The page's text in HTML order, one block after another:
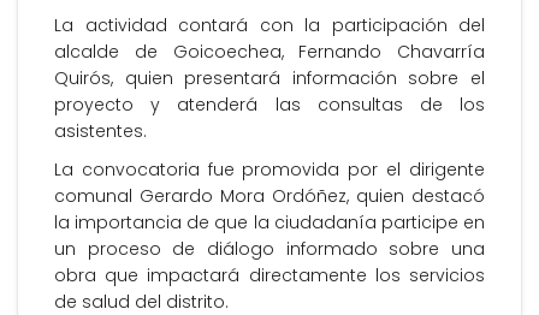
La actividad contará con la participación del
alcalde de Goicoechea, Fernando Chavarría
Quirós, quien presentará información sobre el
proyecto y atenderá las consultas de los
asistentes.
La convocatoria fue promovida por el dirigente
comunal Gerardo Mora Ordóñez, quien destacó
la importancia de que la ciudadanía participe en
un proceso de diálogo informado sobre una
obra que impactará directamente los servicios
de salud del distrito.